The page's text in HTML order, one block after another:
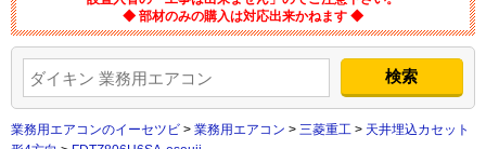
◆ 部材のみの購入は対応出来かねます ◆
業務用エアコンのイーセツビ > 業務用エアコン > 三菱重工 > 天井埋込カセット